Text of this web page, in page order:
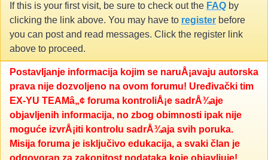
If this is your first visit, be sure to check out the FAQ by
clicking the link above. You may have to register before
you can post and read messages. Click the register link
above to proceed.
Postavljanje informacija kojim se naruÅ¡avaju autorska
prava nije dozvoljeno na ovom forumu! Uređivački tim
EX-YU TEAMâ„¢ foruma kontroliÅ¡e sadrÅ¾aje
objavljenih informacija, no zbog obimnosti ipak nije
moguće izvrÅ¡iti kontrolu sadrÅ¾aja svih poruka.
Misija foruma je isključivo edukacija, a svaki član je